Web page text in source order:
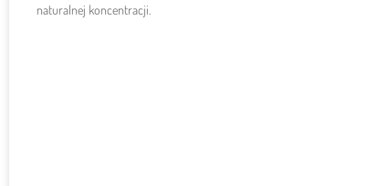
naturalnej koncentracji.